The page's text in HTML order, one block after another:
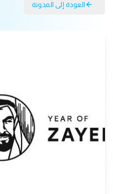
العودة إلى المدونة